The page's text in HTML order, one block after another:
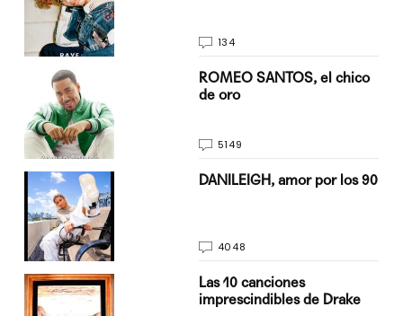
134
ROMEO SANTOS, el chico
de oro
5149
DANILEIGH, amor por los 90
4048
Las 10 canciones
imprescindibles de Drake